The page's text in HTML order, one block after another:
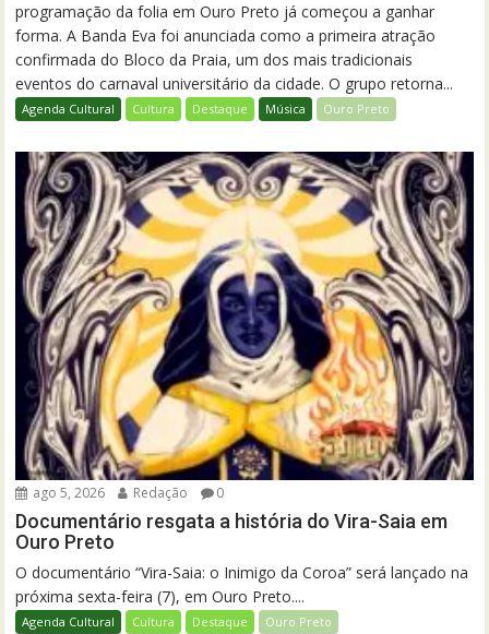
programação da folia em Ouro Preto já começou a ganhar
forma. A Banda Eva foi anunciada como a primeira atração
confirmada do Bloco da Praia, um dos mais tradicionais
eventos do carnaval universitário da cidade. O grupo retorna...
Agenda Cultural Cultura Destaque Música Ouro Preto
ago 5, 2026 Redação 0
Documentário resgata a história do Vira-Saia em
Ouro Preto
O documentário “Vira-Saia: o Inimigo da Coroa” será lançado na
próxima sexta-feira (7), em Ouro Preto....
Agenda Cultural Cultura Destaque Ouro Preto